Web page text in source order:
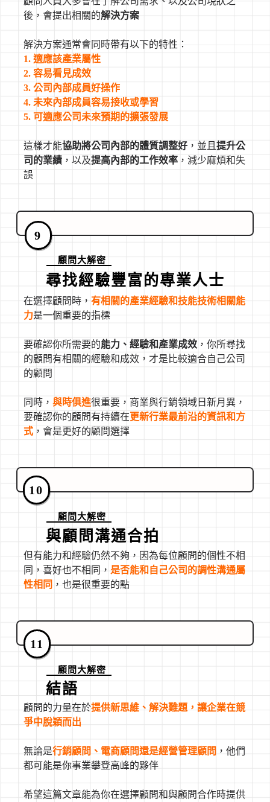
後，會提出相關的解決方案
解決方案通常會同時帶有以下的特性：
1. 適應該產業屬性
2. 容易看見成效
3. 公司內部成員好操作
4. 未來內部成員容易接收或學習
5. 可適應公司未來預期的擴張發展
這樣才能協助將公司內部的體質調整好，並且 提升公
司的業績，以及提高內部的工作效率，減少麻煩和失
誤
9
顧問大解密
尋找經驗豐富的專業人士
在選擇顧問時， 有相關的產業經驗和技能技術相關能
力是一個重要的指標
要確認你所需要的能力、經驗和產業成效，你所尋找
的顧問有相關的經驗和成效，才是比較適合自己公司
的顧問
同時， 與時俱進很重要，商業與行銷領域日新月異，
要確認你的顧問有持續在更新行業最前沿的資訊和方
式，會是更好的顧問選擇
10
顧問大解密
與顧問溝通合拍
但有能力和經驗仍然不夠，因為每位顧問的個性不相
同，喜好也不相同， 是否能和自己公司的調性溝通屬
性相同 ，也是很重要的點
11
顧問大解密
結語
顧問的力量在於提供新思維、解決難題，讓企業在競
爭中脫穎而出
無論是行銷顧問、電商顧問還是經營管理顧問 ，他們
都可能是你事業攀登高峰的夥伴
希望這篇文章能為你在選擇顧問和與顧問合作時提供